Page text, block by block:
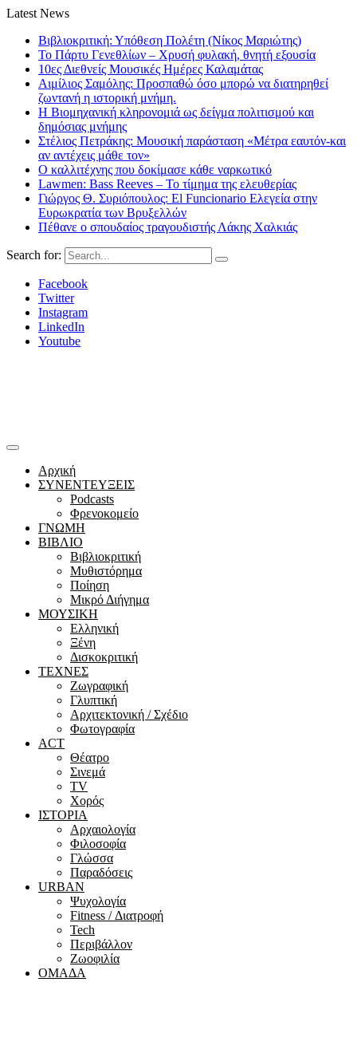
Latest News
Βιβλιοκριτική: Υπόθεση Πολέτη (Νίκος Μαριώτης)
Το Πάρτυ Γενεθλίων – Χρυσή φυλακή, θνητή εξουσία
10ες Διεθνείς Μουσικές Ημέρες Καλαμάτας
Αιμίλιος Σαμόλης: Προσπαθώ όσο μπορώ να διατηρηθεί
ζωντανή η ιστορική μνήμη.
Η Βιομηχανική κληρονομιά ως δείγμα πολιτισμού και
δημόσιας μνήμης
Στέλιος Πετράκης: Μουσική παράσταση «Μέτρα εαυτόν-και
αν αντέχεις μάθε τον»
Ο καλλιτέχνης που δοκίμασε κάθε ναρκωτικό
Lawmen: Bass Reeves – Το τίμημα της ελευθερίας
Γιώργος Θ. Συριόπουλος: El Funcionario Ελεγεία στην
Ευρωκρατία των Βρυξελλών
Πέθανε ο σπουδαίος τραγουδιστής Λάκης Χαλκιάς
Search for:
Facebook
Twitter
Instagram
LinkedIn
Youtube
Αρχική
ΣΥΝΕΝΤΕΥΞΕΙΣ
Podcasts
Φρενοκομείο
ΓΝΩΜΗ
ΒΙΒΛΙΟ
Βιβλιοκριτική
Μυθιστόρημα
Ποίηση
Μικρό Διήγημα
ΜΟΥΣΙΚΗ
Ελληνική
Ξένη
Δισκοκριτική
ΤΕΧΝΕΣ
Ζωγραφική
Γλυπτική
Αρχιτεκτονική / Σχέδιο
Φωτογραφία
ACT
Θέατρο
Σινεμά
ΤV
Χορός
ΙΣΤΟΡΙΑ
Αρχαιολογία
Φιλοσοφία
Γλώσσα
Παραδόσεις
URBAN
Ψυχολογία
Fitness / Διατροφή
Tech
Περιβάλλον
Ζωοφιλία
ΟΜΑΔΑ